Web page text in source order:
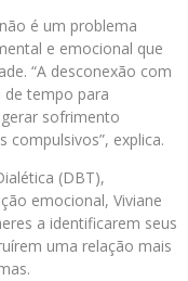
é um problema
e emocional que
“A desconexão com
tempo para
sofrimento
explica.
(DBT),
emocional, Viviane
a identificarem seus
uma relação mais